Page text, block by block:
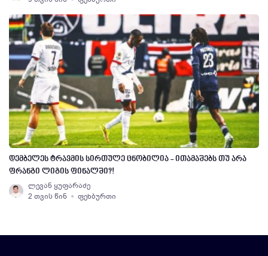
დემბელეს ტრავმის სირთულე ცნობილია - ითამაშებს თუ არა
ფრანგი ლიგის ფინალში?!
ლევან ყუფარაძე
2 თვის წინ
ფეხბურთი